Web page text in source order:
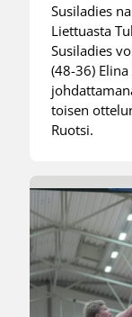
Susiladies
Liettuasta
Susiladies
(48-36)
toisen
Ruotsi.